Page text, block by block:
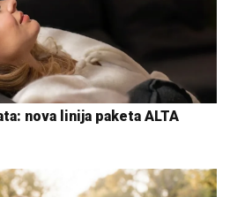
nova linija paketa ALTA